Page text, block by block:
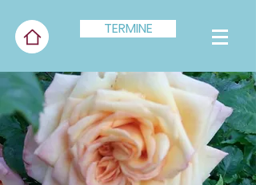
TERMINE